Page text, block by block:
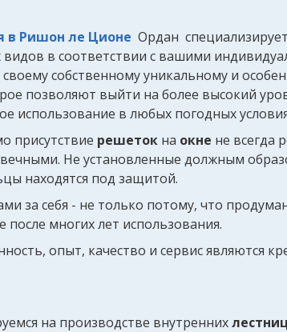
в Ришон ле Ционе Ордан
видов в соответствии с вашими
собственному уникальному и
позволяют выйти на более высокий
использование в любых погодных
присутствие решеток на окне не всегда
Не установленные должным
находятся под защитой.
за себя - не только потому, что
после многих лет использования.
опыт, качество и сервис являются
на производстве внутренних